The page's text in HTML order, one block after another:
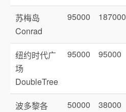
苏梅岛
Conrad
95000 187000
纽约时代广
场
DoubleTree
95000 95000
波多黎各
50000 38000